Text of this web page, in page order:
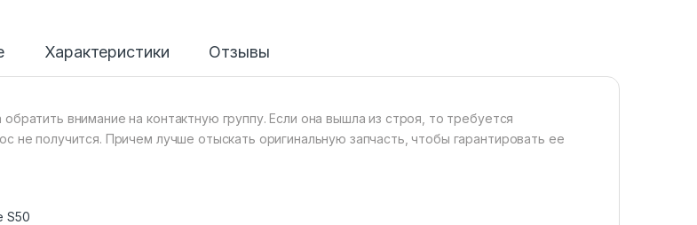
Характеристики Отзывы
внимание на контактную группу. Если она вышла из строя, то требуется
не получится. Причем лучше отыскать оригинальную запчасть, чтобы гарантировать ее